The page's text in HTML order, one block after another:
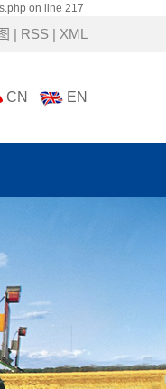
on line 217
| RSS | XML
CN EN